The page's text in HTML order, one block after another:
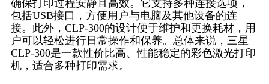
确保打印过程安静且高效。它支持多种连接选项，
包括USB接口，方便用户与电脑及其他设备的连
接。此外，CLP-300的设计便于维护和更换耗材，用
户可以轻松进行日常操作和保养。总体来说，三星
CLP-300是一款性价比高、性能稳定的彩色激光打印
机，适合多种打印需求。